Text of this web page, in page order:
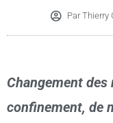
Par Thierry
Changement
confinement, de